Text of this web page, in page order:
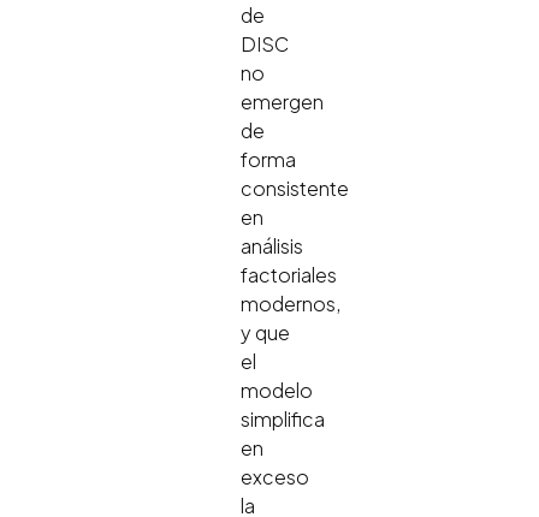
de
DISC
no
emergen
de
forma
consistente
en
análisis
factoriales
modernos,
y que
el
modelo
simplifica
en
exceso
la